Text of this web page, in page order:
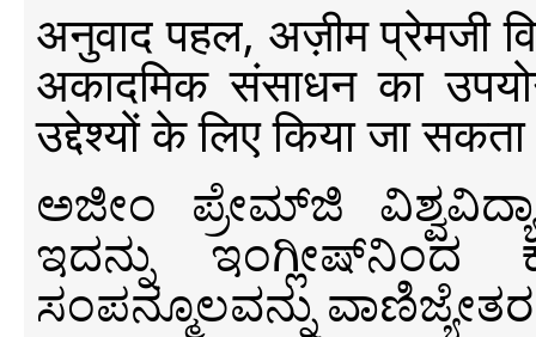
अनुवाद पहल, अज़ीम प्रेमजी
अकादमिक संसाधन का
उद्देश्यों के लिए किया जा
ಅಜೀಂ ಪ್ರೇಮ್‍ಜಿ
ಇದನ್ನು ಇಂಗ್ಲೀಷ್‍ನಿಂದ
ಸಂಪನ್ಮೂಲವನ್ನು